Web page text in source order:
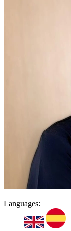
Languages: